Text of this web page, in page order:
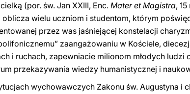
(por. św. Jan XXIII, Enc.Mater et Magistra,
wielu uczniom i studentom, którym
przez was jaśniejącej konstelacji
zaangażowaniu w Kościele,
i ruchach, zapewniacie milionom młodych ludzi
przekazywania wiedzy humanistycznej i
wychowawczych Zakonu św. Augustyna i